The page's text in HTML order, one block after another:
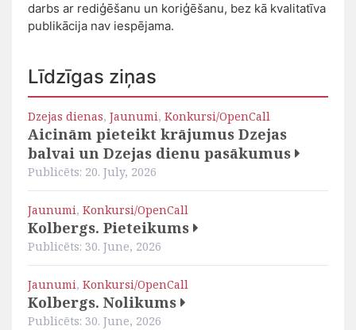
darbs ar rediģēšanu un koriģēšanu, bez kā kvalitatīva
publikācija nav iespējama.
Līdzīgas ziņas
Dzejas dienas, Jaunumi, Konkursi/OpenCall
Aicinām pieteikt krājumus Dzejas
balvai un Dzejas dienu pasākumus
Publicēts: 20. July, 2026
Jaunumi, Konkursi/OpenCall
Kolbergs. Pieteikums
Publicēts: 30. June, 2026
Jaunumi, Konkursi/OpenCall
Kolbergs. Nolikums
Publicēts: 30. June, 2026